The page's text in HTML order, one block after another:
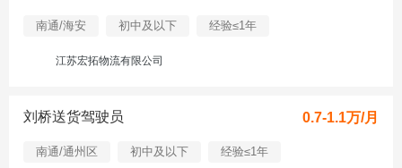
南通/海安 初中及以下 经验≤1年
江苏宏拓物流有限公司
刘桥送货驾驶员 0.7-1.1万/月
南通/通州区 初中及以下 经验≤1年